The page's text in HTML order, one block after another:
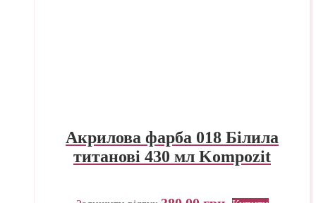
Акрилова фарба 018 Білила
титанові 430 мл Kompozit